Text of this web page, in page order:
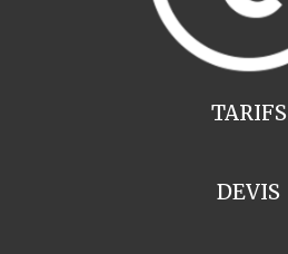
TARIFS
DEVIS